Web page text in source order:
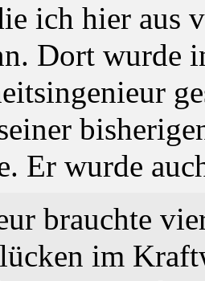
ich hier aus
Dort wurde
Er wurde
brauchte
im